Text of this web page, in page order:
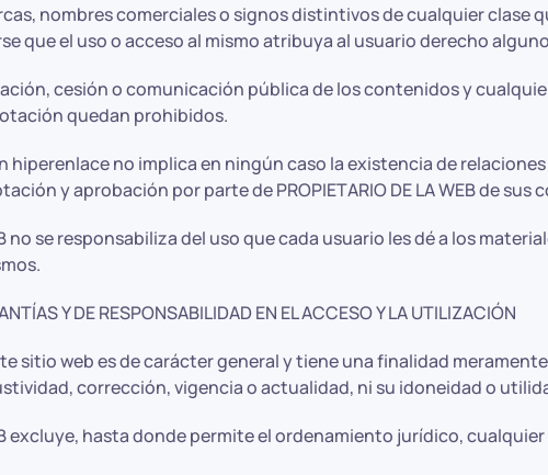
nombres comerciales o signos distintivos de cualquier clase
que el uso o acceso al mismo atribuya al usuario derecho
cesión o comunicación pública de los contenidos y
quedan prohibidos.
no implica en ningún caso la existencia de relaciones
y aprobación por parte de PROPIETARIO DE LA WEB de sus
no se responsabiliza del uso que cada usuario les dé a los
Y DE RESPONSABILIDAD EN EL ACCESO Y LA UTILIZACIÓN
sitio web es de carácter general y tiene una finalidad
corrección, vigencia o actualidad, ni su idoneidad o
excluye, hasta donde permite el ordenamiento jurídico,